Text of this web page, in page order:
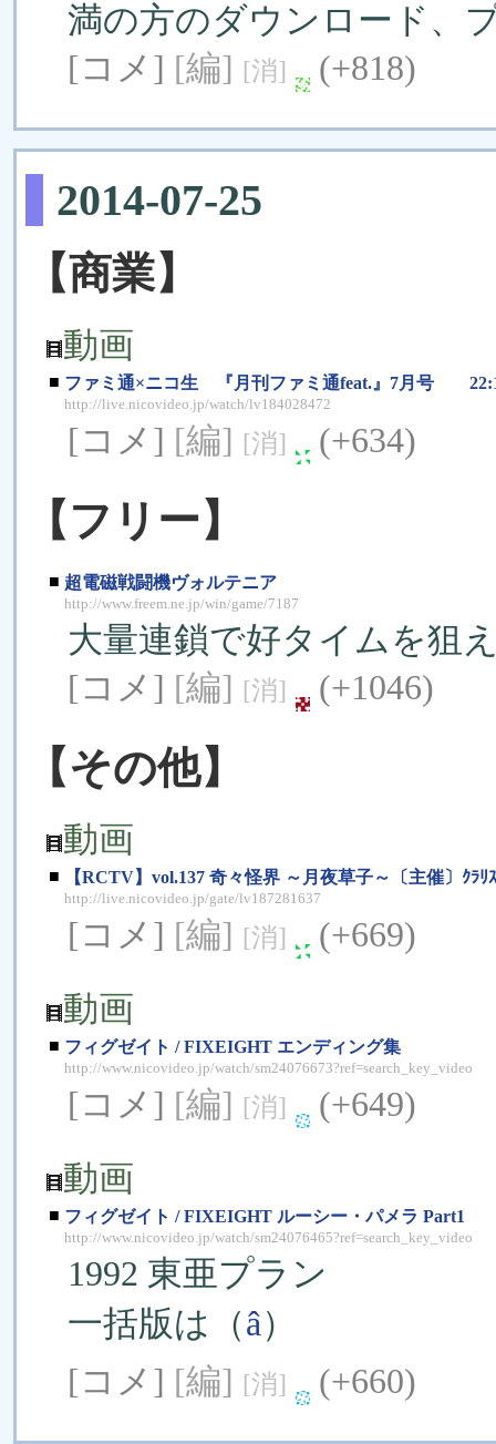
満の方のダウンロード、
[コメ] [編] [消] (+818)
2014-07-25
【商業】
動画
■ ファミ通×ニコ生 『月刊ファミ通feat.』7月号
http://live.nicovideo.jp/watch/lv184028472
[コメ] [編] [消] (+634)
【フリー】
■ 超電磁戦闘機ヴォルテニア
http://www.freem.ne.jp/win/game/7187
大量連鎖で好タイムを狙
[コメ] [編] [消] (+1046)
【その他】
動画
■ 【RCTV】vol.137 奇々怪界 ～月夜草子～〔主催〕ｸﾗ
http://live.nicovideo.jp/gate/lv187281637
[コメ] [編] [消]
(+669)
動画
■ フィグゼイト / FIXEIGHT エンディング集
http://www.nicovideo.jp/watch/sm24076673?ref=search_key_video
[コメ] [編] [消]
(+649)
動画
■ フィグゼイト / FIXEIGHT ルーシー・パメラ Part1
http://www.nicovideo.jp/watch/sm24076465?ref=search_key_video
1992 東亜プラン
一括版は（â）
[コメ] [編] [消] (+660)